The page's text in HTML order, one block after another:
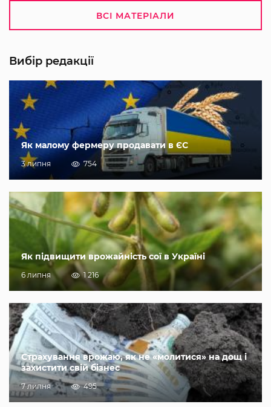
ВСІ МАТЕРІАЛИ
Вибір редакції
Як малому фермеру продавати в ЄС
3 липня 754
Як підвищити врожайність сої в Україні
6 липня 1 216
Страхування врожаю, як не «молитися» на дощ і
захистити свій бізнес
7 липня 495